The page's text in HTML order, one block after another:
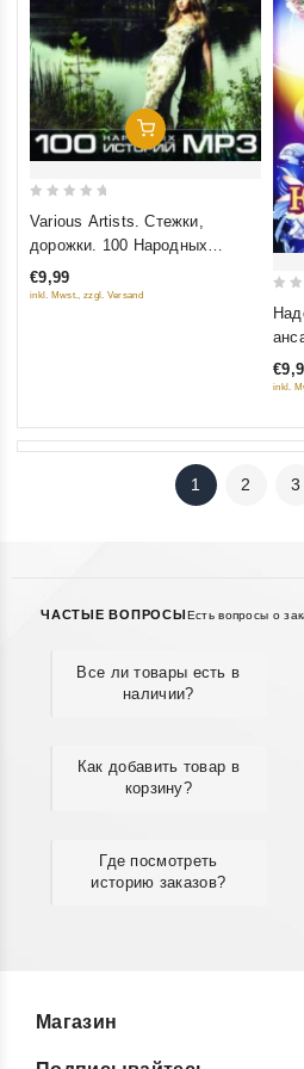
Добавить В Корзину
5
Various Artists. Стежки,
дорожки. 100 Народных
историй (mp3)
€9,99
inkl. Mwst., zzgl. Versand
out
5
25
inkl.
1 2 3
ЧАСТЫЕ ВОПРОСЫ Есть вопросы о
Все ли товары есть в
наличии?
Как добавить товар в
корзину?
Где посмотреть
историю заказов?
Магазин